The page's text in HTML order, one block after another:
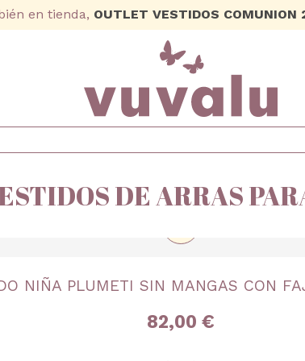
en tienda, OUTLET VESTIDOS COMUNION
DE ARRAS
3 años 6 años 8 años 10 años 12 años
NIÑA PLUMETI SIN MANGAS CON
82,00 €